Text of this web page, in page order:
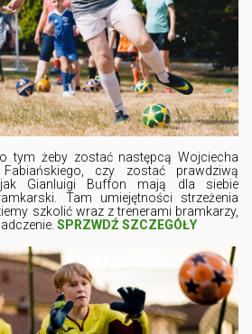
tym żeby zostać następcą Wojciecha
czy zostać prawdziwą
jak Gianluigi Buffon mają dla siebie
Tam umiejętności strzeżenia
szkolić wraz z trenerami bramkarzy,
SPRZWDŹ SZCZEGÓŁY